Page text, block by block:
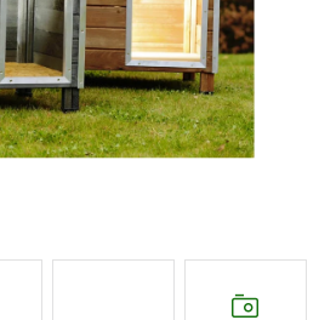
Kontakt
Blog
podmienky
Pravidlá súťaží na Facebooku